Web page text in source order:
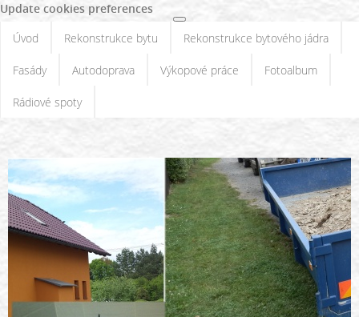
Update cookies preferences
Úvod
Rekonstrukce bytu Rekonstrukce bytového jádra
Fasády Autodoprava Výkopové práce Fotoalbum
Rádiové spoty